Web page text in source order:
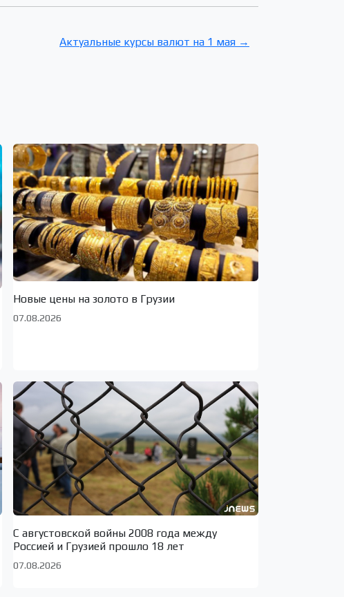
Актуальные курсы валют на 1 мая →
Новые цены на золото в Грузии
07.08.2026
С августовской войны 2008 года между
Россией и Грузией прошло 18 лет
07.08.2026